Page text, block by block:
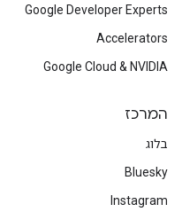
Google Developer Experts
Accelerators
Google Cloud & NVIDIA
המרכז
בלוג
Bluesky
Instagram